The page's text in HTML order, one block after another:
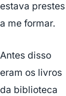
estava prestes
a me formar.
Antes disso
eram os livros
da biblioteca